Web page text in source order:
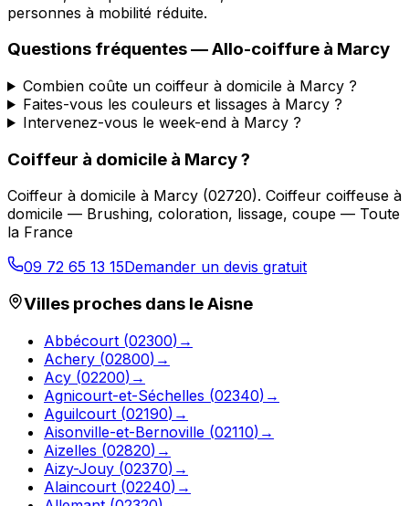
personnes à mobilité réduite.
Questions fréquentes —Allo-coiffure à Marcy
Combien coûte un coiffeur à domicile à Marcy ?
Faites-vous les couleurs et lissages à Marcy ?
Intervenez-vous le week-end à Marcy ?
Coiffeur à domicile à Marcy?
Coiffeur à domicile à Marcy (02720). Coiffeur coiffeuse à
domicile — Brushing, coloration, lissage, coupe — Toute
la France
09 72 65 13 15Demander un devis gratuit
Villes proches dans leAisne
Abbécourt (02300) →
Achery (02800) →
Acy (02200) →
Agnicourt-et-Séchelles (02340) →
Aguilcourt (02190) →
Aisonville-et-Bernoville (02110) →
Aizelles (02820) →
Aizy-Jouy (02370) →
Alaincourt (02240) →